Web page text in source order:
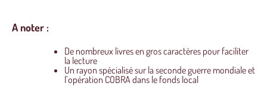
A noter :
De nombreux livres en gros caractères pour faciliter
la lecture
Un rayon spécialisé sur la seconde guerre mondiale et
l’opération COBRA dans le fonds local